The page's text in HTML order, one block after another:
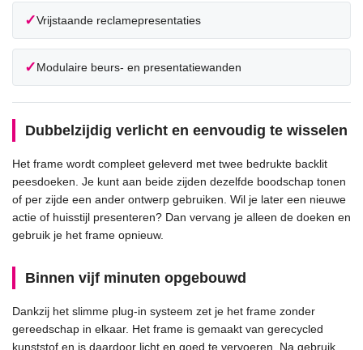
✓Vrijstaande reclamepresentaties
✓Modulaire beurs- en presentatiewanden
Dubbelzijdig verlicht en eenvoudig te wisselen
Het frame wordt compleet geleverd met twee bedrukte backlit
peesdoeken. Je kunt aan beide zijden dezelfde boodschap tonen
of per zijde een ander ontwerp gebruiken. Wil je later een nieuwe
actie of huisstijl presenteren? Dan vervang je alleen de doeken en
gebruik je het frame opnieuw.
Binnen vijf minuten opgebouwd
Dankzij het slimme plug-in systeem zet je het frame zonder
gereedschap in elkaar. Het frame is gemaakt van gerecycled
kunststof en is daardoor licht en goed te vervoeren. Na gebruik